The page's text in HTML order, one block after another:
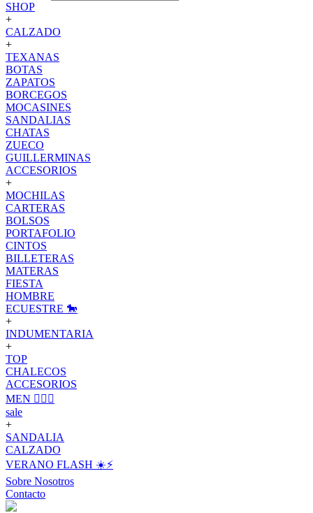
SHOP
+
CALZADO
+
TEXANAS
BOTAS
ZAPATOS
BORCEGOS
MOCASINES
SANDALIAS
CHATAS
ZUECO
GUILLERMINAS
ACCESORIOS
+
MOCHILAS
CARTERAS
BOLSOS
PORTAFOLIO
CINTOS
BILLETERAS
MATERAS
FIESTA
HOMBRE
ECUESTRE 🐎
+
INDUMENTARIA
+
TOP
CHALECOS
ACCESORIOS
MEN 🙋🏽‍♂️
sale
+
SANDALIA
CALZADO
VERANO FLASH ☀️⚡️
Sobre Nosotros
Contacto